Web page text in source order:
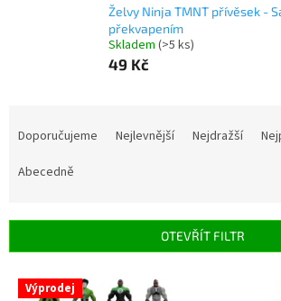
Želvy Ninja TMNT přívěsek -
překvapením
Skladem (>5 ks)
49 Kč
r
Doporučujeme Nejlevnější Nejdražší
Abecedně
OTEVŘÍT FILTR
V Výprodej